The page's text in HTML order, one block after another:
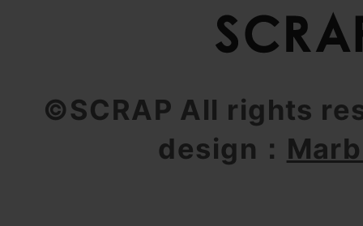
©SCRAP All rights
design：